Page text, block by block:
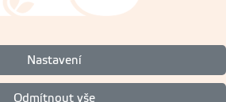
Nastavení
Odmítnout vše